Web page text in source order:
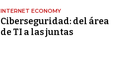
INTERNET ECONOMY
Ciberseguridad: del área
de TI a las juntas